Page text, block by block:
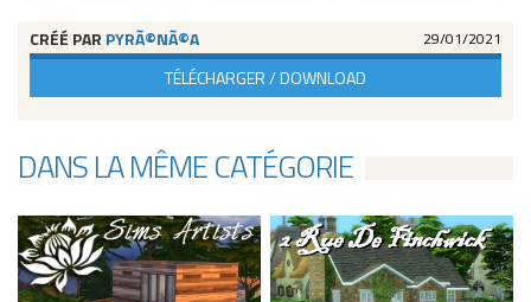
CRÉÉ PAR PYRÃ©NÃ©A 29/01/2021
TÉLÉCHARGER / DOWNLOAD
DANS LA MÊME CATÉGORIE